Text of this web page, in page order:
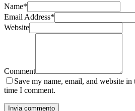
Name*
Email Address*
Website
Comment
Save my name, email, and website
time I comment.